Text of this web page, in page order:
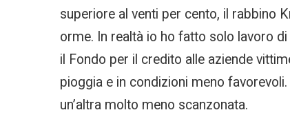
superiore al venti per cento, il rabbino
orme. In realtà io ho fatto solo lavoro
il Fondo per il credito alle aziende
pioggia e in condizioni meno
un’altra molto meno scanzonata.